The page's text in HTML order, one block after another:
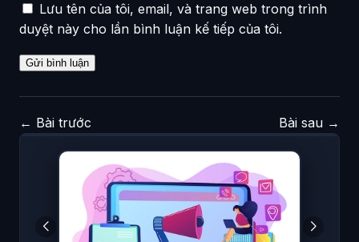
Lưu tên của tôi, email, và trang web trong trình
duyệt này cho lần bình luận kế tiếp của tôi.
← Bài trước Bài sau →